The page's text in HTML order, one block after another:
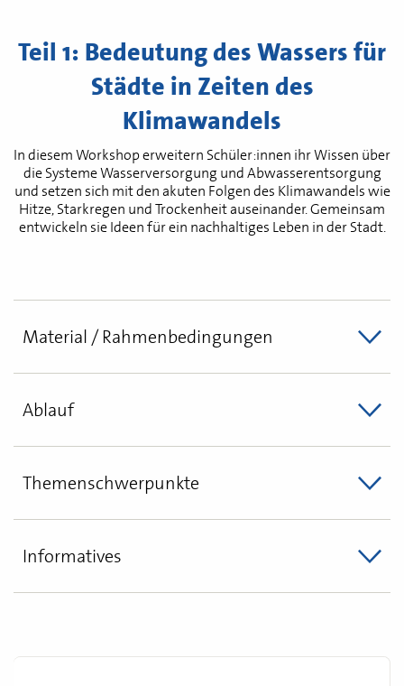
Teil 1: Bedeutung des Wassers für
Städte in Zeiten des
Klimawandels
In diesem Workshop erweitern Schüler:innen ihr Wissen über
die Systeme Wasserversorgung und Abwasserentsorgung
und setzen sich mit den akuten Folgen des Klimawandels wie
Hitze, Starkregen und Trockenheit auseinander. Gemeinsam
entwickeln sie Ideen für ein nachhaltiges Leben in der Stadt.
Material / Rahmenbedingungen
Ablauf
Themenschwerpunkte
Informatives